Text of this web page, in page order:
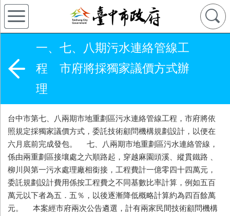
一、七、八期污水連絡管線工
程 市府將採獨家議價方式辦
理
台中市第七、八兩期市地重劃區污水連絡管線工程，市府將依
照規定採獨家議價方式，委託技術顧問機構規劃設計，以便在
六月底前完成發包。 七、八兩期市地重劃區污水連絡管線，
係由兩重劃區接壤處之六順路起，穿越麻園頭溪、縱貫鐵路 、
柳川與第一污水處理廠相銜接，工程費計一億零四十四萬元，
委託規劃設計費用係按工程費之不同基數比率計算，例如五百
萬元以下者為五．五％，以後逐漸降低概略計算約為四百餘萬
元。 本案經市府兩次公告遴選，計有兩家民間技術顧問機構